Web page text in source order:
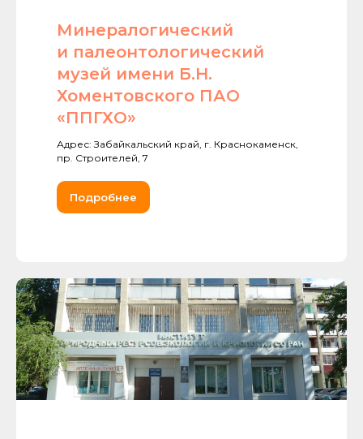
Минералогический
и палеонтологический
музей имени Б.Н.
Хоментовского ПАО
«ППГХО»
Адрес: Забайкальский край, г. Краснокаменск,
пр. Строителей, 7
Подробнее